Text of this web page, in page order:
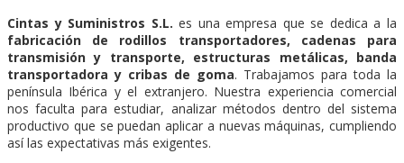
Cintas y Suministros S.L. es una empresa que se dedica a la
fabricación de rodillos transportadores, cadenas para
transmisión y transporte, estructuras metálicas, banda
transportadora y cribas de goma. Trabajamos para toda la
península Ibérica y el extranjero. Nuestra experiencia comercial
nos faculta para estudiar, analizar métodos dentro del sistema
productivo que se puedan aplicar a nuevas máquinas, cumpliendo
así las expectativas más exigentes.